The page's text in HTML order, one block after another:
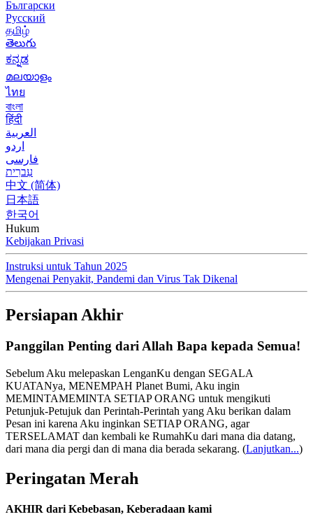
Български
Русский
தமிழ்
తెలుగు
ಕನ್ನಡ
മലയാളം
ไทย
বাংলা
हिंदी
العربية
اردو
فارسی
עִברִית
中文 (简体)
日本語
한국어
Hukum
Kebijakan Privasi
Instruksi untuk Tahun 2025
Mengenai Penyakit, Pandemi dan Virus Tak Dikenal
Persiapan Akhir
Panggilan Penting dari Allah Bapa kepada Semua!
Sebelum Aku melepaskan LenganKu dengan SEGALA
KUATANya, MENEMPAH Planet Bumi, Aku ingin
MEMINTAMEMINTA SETIAP ORANG untuk mengikuti
Petunjuk-Petujuk dan Perintah-Perintah yang Aku berikan dalam
Pesan ini karena Aku inginkan SETIAP ORANG, agar
TERSELAMAT dan kembali ke RumahKu dari mana dia datang,
dari mana dia pergi dan di mana dia berada sekarang. (Lanjutkan...)
Peringatan Merah
AKHIR dari Kebebasan, Keberadaan kami